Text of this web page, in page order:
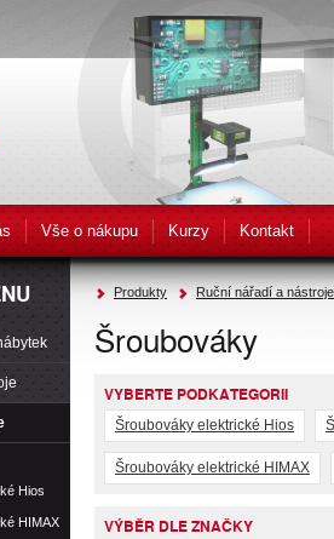
Vše o nákupu Kurzy Kontakt
Produkty Ruční nářadí a nástroje
Šroubováky
VYBERTE PODKATEGORII
Šroubováky elektrické Hios
Šroubováky elektrické HIMAX
VÝBĚR DLE ZNAČKY
Hios
HIMAX